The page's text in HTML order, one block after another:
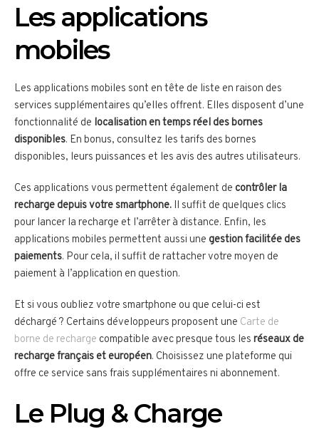
Les applications
mobiles
Les applications mobiles sont en tête de liste en raison des
services supplémentaires qu’elles offrent. Elles disposent d’une
fonctionnalité de localisation en temps réel des bornes
disponibles. En bonus, consultez les tarifs des bornes
disponibles, leurs puissances et les avis des autres utilisateurs.
Ces applications vous permettent également de contrôler la
recharge depuis votre smartphone. Il suffit de quelques clics
pour lancer la recharge et l’arrêter à distance. Enfin, les
applications mobiles permettent aussi une gestion facilitée des
paiements. Pour cela, il suffit de rattacher votre moyen de
paiement à l’application en question.
Et si vous oubliez votre smartphone ou que celui-ci est
déchargé ? Certains développeurs proposent une Carte de
borne de recharge compatible avec presque tous les réseaux de
recharge français et européen. Choisissez une plateforme qui
offre ce service sans frais supplémentaires ni abonnement.
Le Plug & Charge